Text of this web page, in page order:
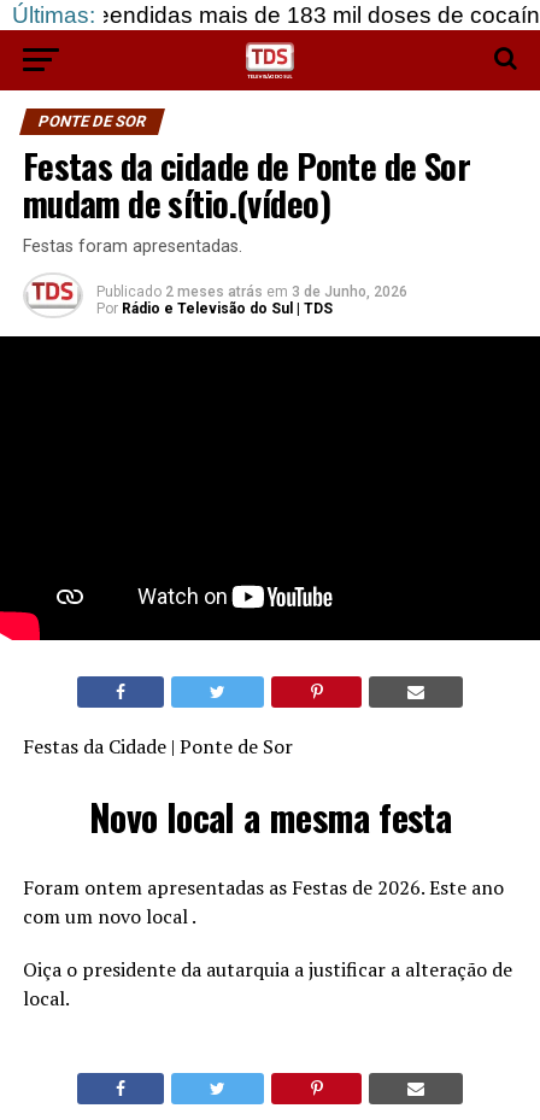
Últimas:mais de 183 mil doses de cocaína, em
PONTE DE SOR
Festas da cidade de Ponte de Sor
mudam de sítio.(vídeo)
Festas foram apresentadas.
Publicado 2 meses atrás em 3 de Junho, 2026
Por Rádio e Televisão do Sul | TDS
Festas da Cidade | Ponte de Sor
Novo local a mesma festa
Foram ontem apresentadas as Festas de 2026. Este ano
com um novo local .
Oiça o presidente da autarquia a justificar a alteração de
local.